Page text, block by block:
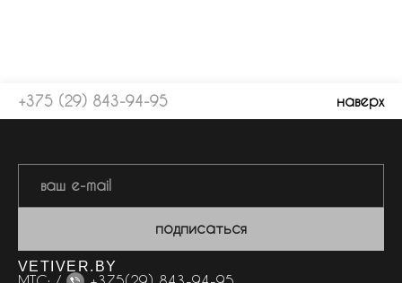
+375 (29) 843-94-95 наверх
подписаться
VETIVER.BY